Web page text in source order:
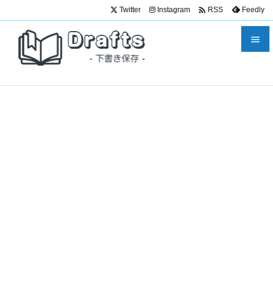

Twitter Instagram  RSS Feedly